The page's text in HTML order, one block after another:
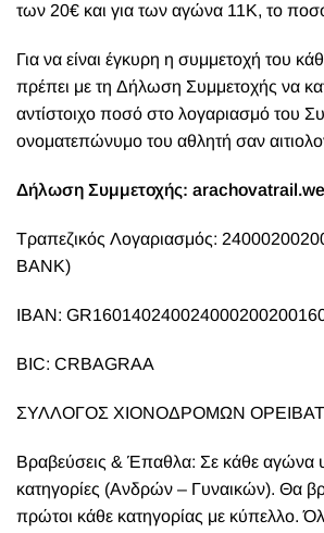
των 20€ και για των αγώνα 11Κ, το
Για να είναι έγκυρη η συμμετοχή του
πρέπει με τη Δήλωση Συμμετοχής να
αντίστοιχο ποσό στο λογαριασμό του
ονοματεπώνυμο του αθλητή σαν
Δήλωση Συμμετοχής:
Τραπεζικός Λογαριασμός:
BANK)
IBAN:
BIC: CRBAGRAΑ
ΣΥΛΛΟΓΟΣ ΧΙΟΝΟΔΡΟΜΩΝ
Βραβεύσεις & Έπαθλα: Σε κάθε αγώνα
κατηγορίες (Ανδρών – Γυναικών). Θα
πρώτοι κάθε κατηγορίας με κύπελλο.